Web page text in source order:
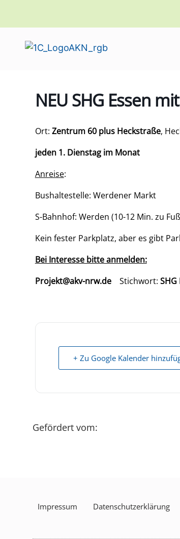
NEU SHG Essen
Ort: Zentrum 60 plus Heckstraße,
jeden 1. Dienstag im Monat
Anreise:
Bushaltestelle: Werdener Markt
S-Bahnhof: Werden (10-12 Min. zu
Kein fester Parkplatz, aber es gibt
Bei Interesse bitte anmelden:
Projekt@akv-nrw.de Stichwort: SHG
+ Zu Google Kalender
Gefördert vom:
Impressum Datenschutzerklärung